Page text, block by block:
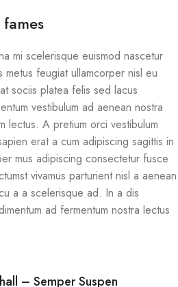
mi scelerisque euismod nascetur
metus feugiat ullamcorper nisl eu
sociis platea felis sed lacus
vestibulum ad aenean nostra
lectus. A pretium orci vestibulum
erat a cum adipiscing sagittis in
mus adipiscing consectetur fusce
vivamus parturient nisl a aenean
a a scelerisque ad. In a dis
ad fermentum nostra lectus
– Semper Suspen